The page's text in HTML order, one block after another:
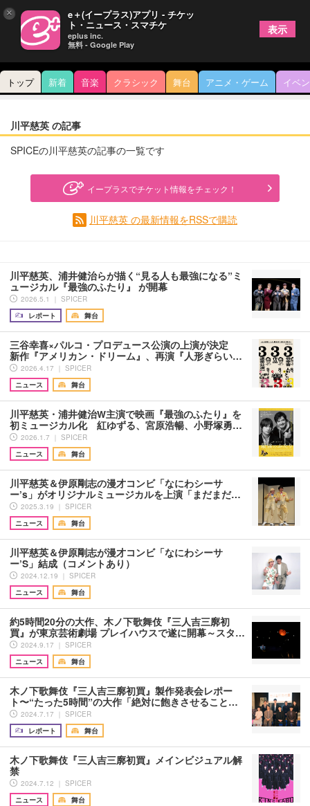
トップ 新着 音楽 クラシック 舞台 アニメ・ゲーム イベ
川平慈英 の記事
SPICEの川平慈英の記事の一覧です
イープラスでチケット情報をチェック！
川平慈英 の最新情報をRSSで購読
川平慈英、浦井健治らが描く“見る人も最強になる”ミ
ュージカル『最強のふたり』 が開幕
2026.5.1 ｜ SPICER
レポート
舞台
三谷幸喜×パルコ・プロデュース公演の上演が決定
新作『アメリカン・ドリーム』、再演『人形ぎらい…
2026.4.17 ｜ SPICER
ニュース
舞台
川平慈英・浦井健治W主演で映画『最強のふたり』を
初ミュージカル化 紅ゆずる、宮原浩暢、小野塚勇…
2026.1.7 ｜ SPICER
ニュース
舞台
川平慈英＆伊原剛志の漫才コンビ「なにわシーサ
ー’s」がオリジナルミュージカルを上演「まだまだ…
2025.3.19 ｜ SPICER
ニュース
舞台
川平慈英＆伊原剛志が漫才コンビ「なにわシーサ
ー’S」結成（コメントあり）
2024.12.19 ｜ SPICER
ニュース
舞台
約5時間20分の大作、木ノ下歌舞伎『三人吉三廓初
買』が東京芸術劇場 プレイハウスで遂に開幕～スタ…
2024.9.17 ｜ SPICER
ニュース
舞台
木ノ下歌舞伎『三人吉三廓初買』製作発表会レポー
ト〜“たった5時間”の大作「絶対に飽きさせること…
2024.7.17 ｜ SPICER
レポート
舞台
木ノ下歌舞伎『三人吉三廓初買』メインビジュアル解
禁
2024.7.12 ｜ SPICER
ニュース
舞台
× e＋(イープラス)アプリ - チケッ
ト・ニュース・スマチケ
eplus inc.
無料 - Google Play
表示